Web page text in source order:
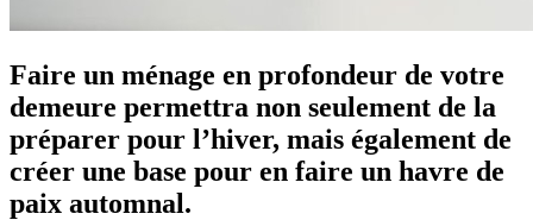
Faire un ménage en profondeur de votre
demeure permettra non seulement de la
préparer pour l’hiver, mais également de
créer une base pour en faire un havre de
paix automnal.